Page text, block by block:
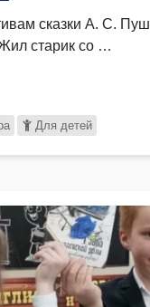
сказки А. С.
старик со …
Для детей